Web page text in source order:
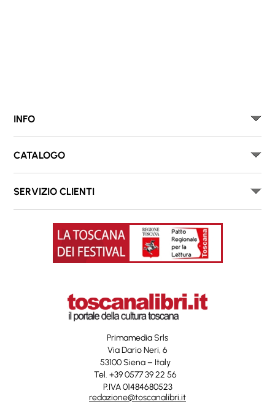
INFO
CATALOGO
SERVIZIO CLIENTI
Primamedia Srls
Via Dario Neri, 6
53100 Siena – Italy
Tel. +39 0577 39 22 56
P.IVA 01484680523
redazione@toscanalibri.it